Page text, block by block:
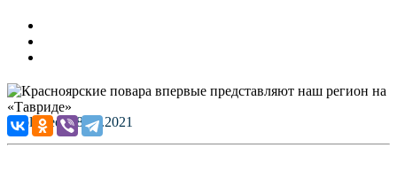
Published: 08.08.2021